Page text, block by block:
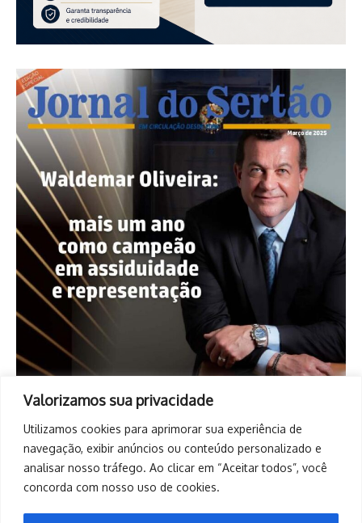
Valorizamos sua privacidade
Utilizamos cookies para aprimorar sua experiência de
navegação, exibir anúncios ou conteúdo personalizado e
analisar nosso tráfego. Ao clicar em “Aceitar todos”, você
concorda com nosso uso de cookies.